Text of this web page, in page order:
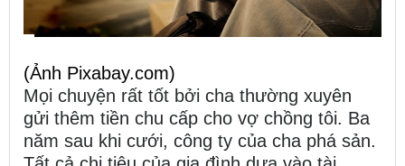
(Ảnh Pixabay.com)
Mọi chuyện rất tốt bởi cha thường xuyên
gửi thêm tiền chu cấp cho vợ chồng tôi. Ba
năm sau khi cưới, công ty của cha phá sản.